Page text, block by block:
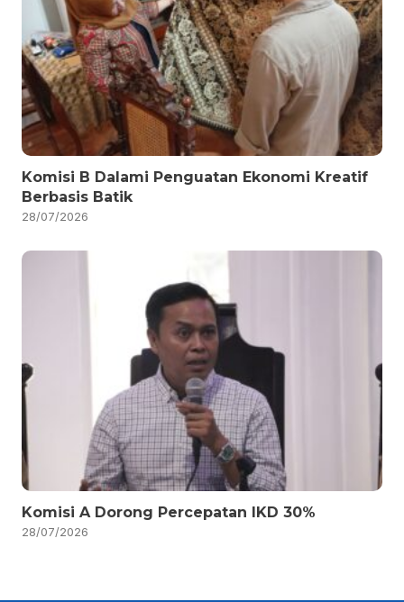
Komisi B Dalami Penguatan Ekonomi Kreatif
Berbasis Batik
28/07/2026
Komisi A Dorong Percepatan IKD 30%
28/07/2026